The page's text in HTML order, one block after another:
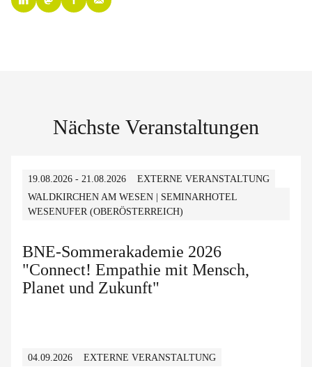
Nächste Veranstaltungen
19.08.2026 - 21.08.2026
EXTERNE VERANSTALTUNG
WALDKIRCHEN AM WESEN | SEMINARHOTEL
WESENUFER (OBERÖSTERREICH)
BNE-Sommerakademie 2026
"Connect! Empathie mit Mensch,
Planet und Zukunft"
04.09.2026 EXTERNE VERANSTALTUNG